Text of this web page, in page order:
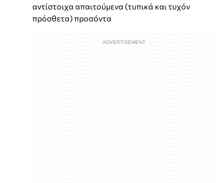
αντίστοιχα απαιτούμενα (τυπικά και τυχόν
πρόσθετα) προσόντα